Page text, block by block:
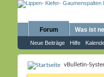
Forum
Neue Beiträge Hilfe
Was ist
vBulletin-